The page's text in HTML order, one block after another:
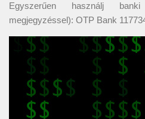
Egyszerűen használj
megjegyzéssel): OTP Bank